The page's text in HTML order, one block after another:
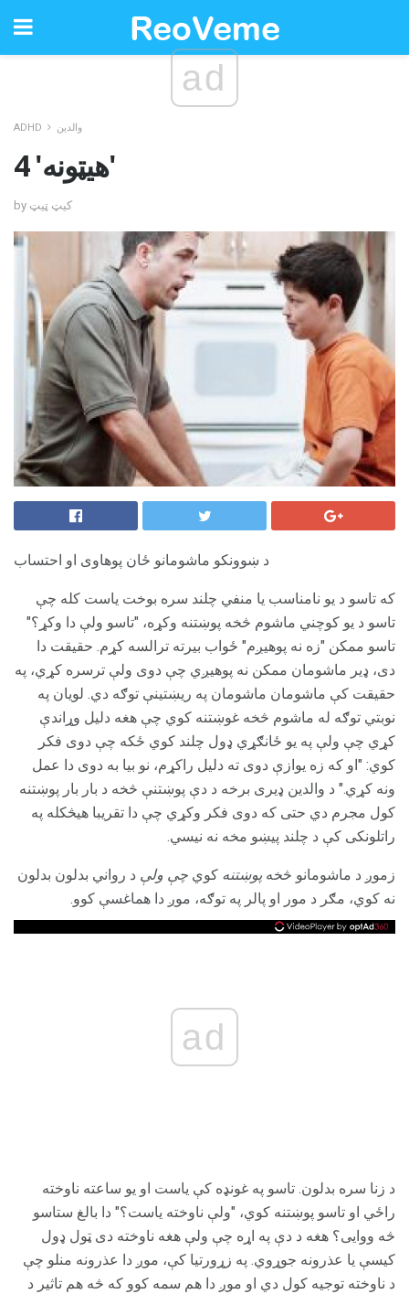
ad
ADHD والدین
4 'هیټونه'
by کیټ ټیټ
د ښوونکو ماشومانو ځان پوهاوی او احتساب
که تاسو د یو نامناسب یا منفي چلند سره بوخت یاست کله چې
تاسو د یو کوچني ماشوم څخه پوښتنه وکړه، "تاسو ولې دا وکړ؟"
تاسو ممکن "زه نه پوهیږم" ځواب بیرته ترالسه کړم. حقیقت دا
دی، ډیر ماشومان ممکن نه پوهیږي چې دوی ولې ترسره کړي، په
حقیقت کې ماشومان ماشومان په ریښتینې توګه دي. لویان په
نوبتي توګه له ماشوم څخه غوښتنه کوي چې هغه دلیل وړاندې
کړي چې ولې په یو ځانګړي ډول چلند کوي ځکه چې دوی فکر
کوي: "او که زه یوازې دوی ته دلیل راکړم، نو بیا به دوی دا عمل
ونه کړي." د والدین ډیری برخه د دې پوښتنې څخه د بار بار پوښتنه
کول مجرم دي حتی که دوی فکر وکړي چې دا تقریبا هیڅکله په
راتلونکی کې د چلند پیښو مخه نه نیسي.
زموږ د ماشومانو څخه پوښتنه کوي چې ولې د رواني بدلون بدلون
نه کوي، مګر د مور او پالر په توګه، موږ دا هماغسې کوو.
ad
د زنا سره بدلون. تاسو په غونډه کې یاست او یو ساعته ناوخته
راځي او تاسو پوښتنه کوي، "ولې ناوخته یاست؟" دا بالغ ستاسو
څه ووایی؟ هغه د دې په اړه چې ولې هغه ناوخته دی ټول ډول
کیسې یا عذرونه جوړوي. په زړورتیا کې، موږ دا عذرونه منلو چې
د ناوخته توجیه کول دي او موږ دا هم سمه کوو که څه هم تاثیر د